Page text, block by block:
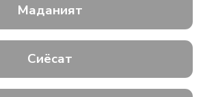
Маданият
Сиёсат